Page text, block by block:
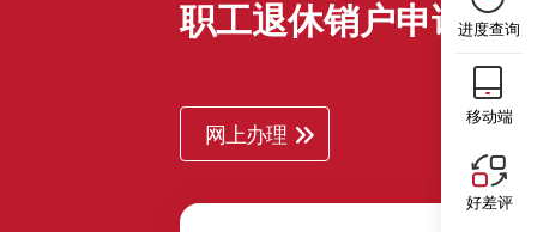
职工退休销户申请提
网上办理
进度查询
移动端
好差评